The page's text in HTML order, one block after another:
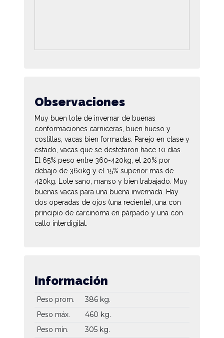
Observaciones
Muy buen lote de invernar de buenas
conformaciones carniceras, buen hueso y
costillas, vacas bien formadas. Parejo en clase y
estado, vacas que se destetaron hace 10 días.
El 65% peso entre 360-420kg, el 20% por
debajo de 360kg y el 15% superior mas de
420kg. Lote sano, manso y bien trabajado. Muy
buenas vacas para una buena invernada. Hay
dos operadas de ojos (una reciente), una con
principio de carcinoma en párpado y una con
callo interdigital.
Información
Peso prom. 386 kg.
Peso máx. 460 kg.
Peso mín. 305 kg.